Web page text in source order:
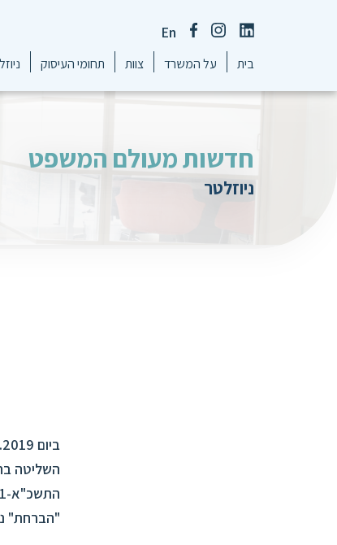
En
בית על המשרד צוות תחומי העיסוק
חדשות מעולם המשפט
ניוזלטר
ביום 31.10.2019 נתן בית המשפט העליון פסק דין
"הברחת"